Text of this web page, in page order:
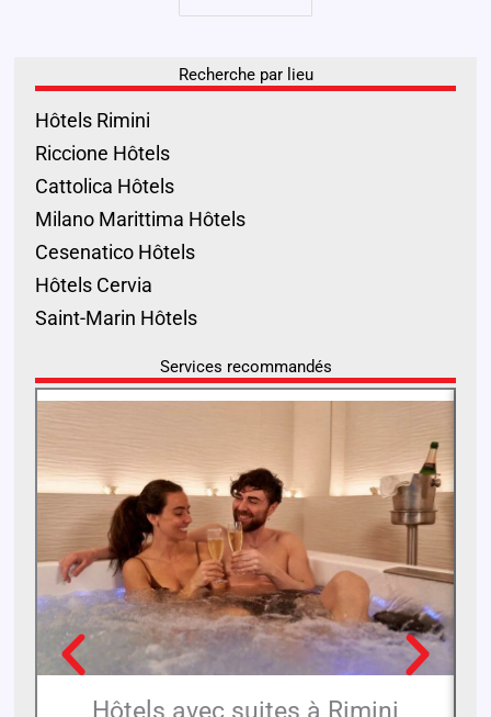
Recherche par lieu
Hôtels Rimini
Riccione Hôtels
Cattolica Hôtels
Milano Marittima Hôtels
Cesenatico Hôtels
Hôtels Cervia
Saint-Marin Hôtels
Services recommandés
Hôtels avec suites à Rimini